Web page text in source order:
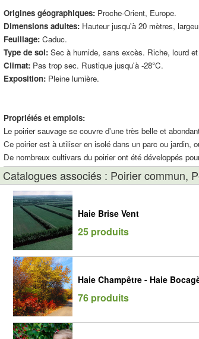
Origines géographiques: Proche-Orient, Europe.
Dimensions adultes: Hauteur jusqu'à 20 mètres,
Feuillage: Caduc.
Type de sol: Sec à humide, sans excès. Riche, lourd
Climat: Pas trop sec. Rustique jusqu'à -28°C.
Exposition: Pleine lumière.
Propriétés et emplois:
Le poirier sauvage se couvre d'une très belle et
Ce poirier est à utiliser en isolé dans un parc ou jardin,
De nombreux cultivars du poirier ont été développés
Catalogues associés : Poirier commun,
Haie Brise Vent
25 produits
Haie Champêtre - Haie
76 produits